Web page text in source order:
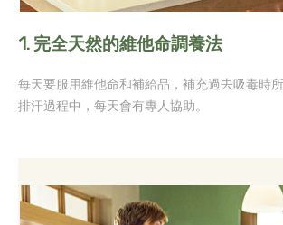
1.完全天然的維他命調養法
每天要服用維他命和補給品，補充過去吸毒時
排汗過程中，每天會有專人協助。